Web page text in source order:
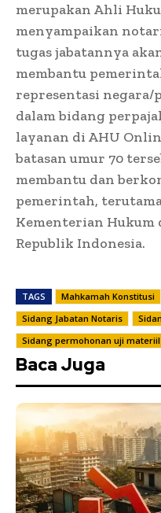
merupakan Ahli
menyampaikan
tugas jabatannya
membantu
representasi
dalam bidang
layanan di AHU
batasan umur 70
membantu dan
pemerintah, terutama
Kementerian Hukum
Republik Indonesia.
TAGS Mahkamah Konstitusi
Sidang Jabatan Notaris
Sidang permohonan uji materiil
Baca Juga